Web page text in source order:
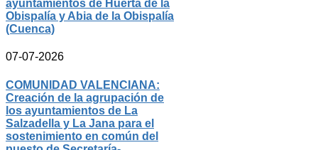
ayuntamientos de Huerta de la
Obispalía y Abia de la Obispalía
(Cuenca)
07-07-2026
COMUNIDAD VALENCIANA:
Creación de la agrupación de
los ayuntamientos de La
Salzadella y La Jana para el
sostenimiento en común del